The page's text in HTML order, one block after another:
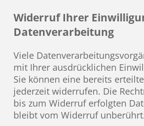
Widerruf Ihrer
Datenverarbeitung
Viele
mit Ihrer ausdrücklichen
Sie können eine bereits
jederzeit widerrufen. Die
bis zum Widerruf erfolgten
bleibt vom Widerruf